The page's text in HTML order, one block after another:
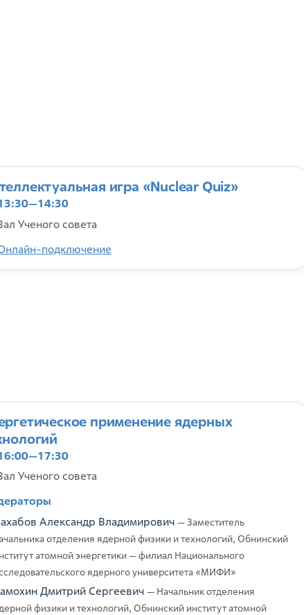
игра «Nuclear Quiz»
Ученого совета
подключение
применение ядерных
Ученого совета
Александр Владимирович — Заместитель
отделения ядерной физики и технологий, Обнинский
атомной энергетики — филиал Национального
ядерного университета «МИФИ»
Дмитрий Сергеевич — Начальник отделения
физики и технологий, Обнинский институт атомной